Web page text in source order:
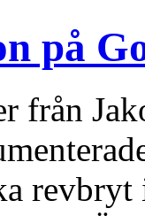
på
från